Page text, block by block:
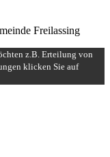
Freilassing
z.B. Erteilung von
klicken Sie auf